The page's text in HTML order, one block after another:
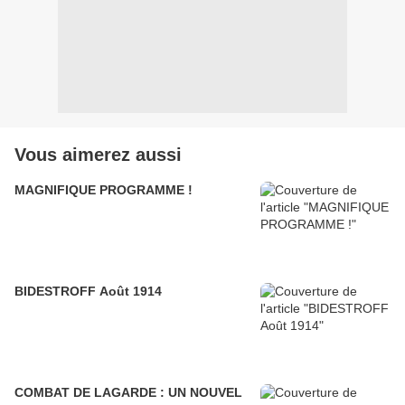
Vous aimerez aussi
MAGNIFIQUE PROGRAMME !
BIDESTROFF Août 1914
COMBAT DE LAGARDE : UN NOUVEL